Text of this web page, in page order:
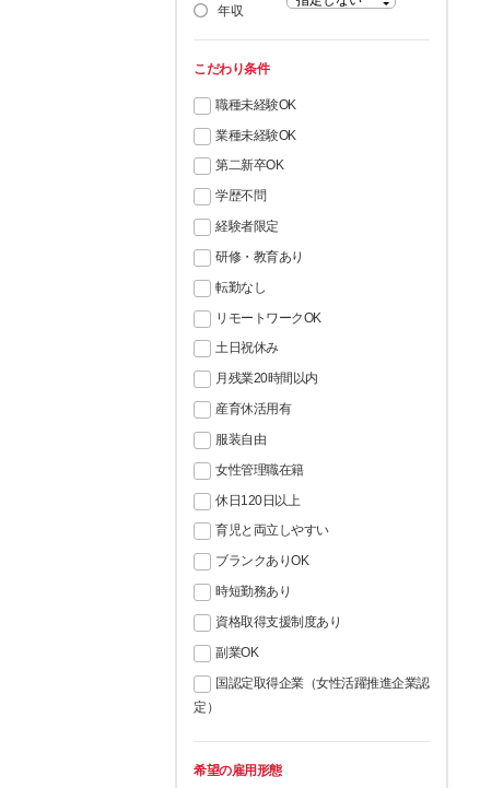
年収
こだわり条件
職種未経験OK
業種未経験OK
第二新卒OK
学歴不問
経験者限定
研修・教育あり
転勤なし
リモートワークOK
土日祝休み
月残業20時間以内
産育休活用有
服装自由
女性管理職在籍
休日120日以上
育児と両立しやすい
ブランクありOK
時短勤務あり
資格取得支援制度あり
副業OK
国認定取得企業（女性活躍推進企業認
定）
希望の雇用形態